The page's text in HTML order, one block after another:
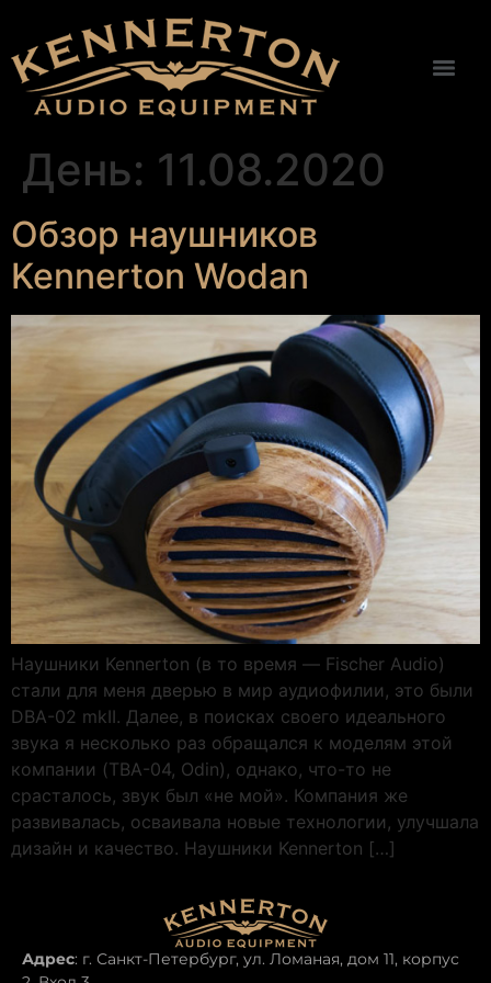
День: 11.08.2020
Обзор наушников
Kennerton Wodan
Наушники Kennerton (в то время — Fischer Audio)
стали для меня дверью в мир аудиофилии, это были
DBA-02 mkII. Далее, в поисках своего идеального
звука я несколько раз обращался к моделям этой
компании (TBA-04, Odin), однако, что-то не
срасталось, звук был «не мой». Компания же
развивалась, осваивала новые технологии, улучшала
дизайн и качество. Наушники Kennerton […]
Адрес: г. Санкт-Петербург, ул. Ломаная, дом 11, корпус